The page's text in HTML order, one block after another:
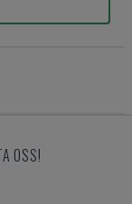
OSS!